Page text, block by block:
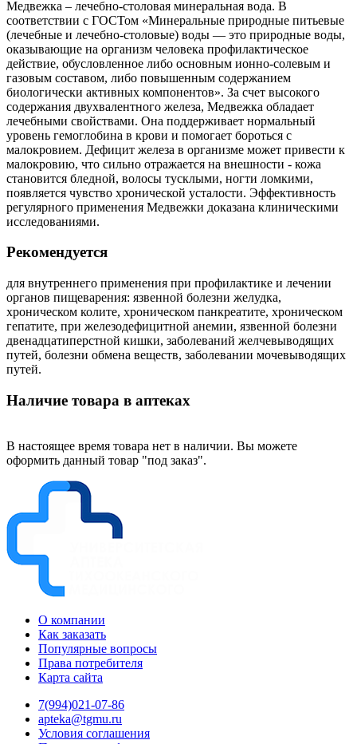
Медвежка – лечебно-столовая минеральная вода. В
соответствии с ГОСТом «Минеральные природные питьевые
(лечебные и лечебно-столовые) воды — это природные воды,
оказывающие на организм человека профилактическое
действие, обусловленное либо основным ионно-солевым и
газовым составом, либо повышенным содержанием
биологически активных компонентов». За счет высокого
содержания двухвалентного железа, Медвежка обладает
лечебными свойствами. Она поддерживает нормальный
уровень гемоглобина в крови и помогает бороться с
малокровием. Дефицит железа в организме может привести к
малокровию, что сильно отражается на внешности - кожа
становится бледной, волосы тусклыми, ногти ломкими,
появляется чувство хронической усталости. Эффективность
регулярного применения Медвежки доказана клиническими
исследованиями.
Рекомендуется
для внутреннего применения при профилактике и лечении
органов пищеварения: язвенной болезни желудка,
хроническом колите, хроническом панкреатите, хроническом
гепатите, при железодефицитной анемии, язвенной болезни
двенадцатиперстной кишки, заболеваний желчевыводящих
путей, болезни обмена веществ, заболевании мочевыводящих
путей.
Наличие товара в аптеках
В настоящее время товара нет в наличии. Вы можете
оформить данный товар "под заказ".
О компании
Как заказать
Популярные вопросы
Права потребителя
Карта сайта
7(994)021-07-86
apteka@tgmu.ru
Условия соглашения